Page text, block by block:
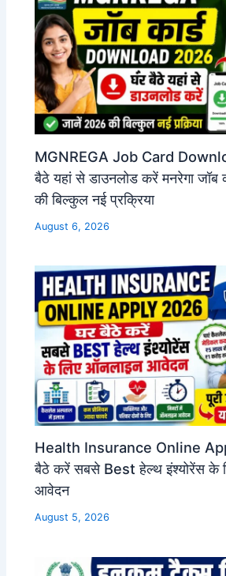
MGNREGA Job Card
बैठे यहां से डाउनलोड करें मनरेगा जॉब
की बिल्कुल नई प्रक्रिया
August 6, 2026
Health Insurance Online
बैठे करें सबसे Best हेल्थ इंश्योरेंस के
आवेदन
August 5, 2026